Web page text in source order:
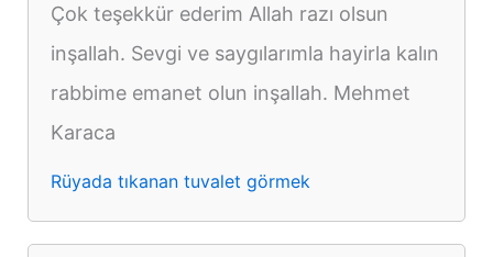
Çok teşekkür ederim Allah razı olsun
inşallah. Sevgi ve saygılarımla hayirla kalın
rabbime emanet olun inşallah. Mehmet
Karaca
Rüyada tıkanan tuvalet görmek